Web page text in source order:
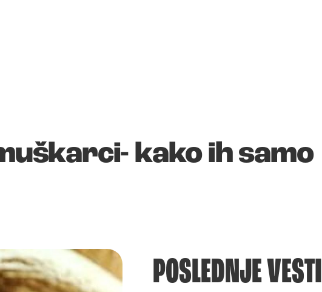
kako ih samo
POSLEDNJE VESTI